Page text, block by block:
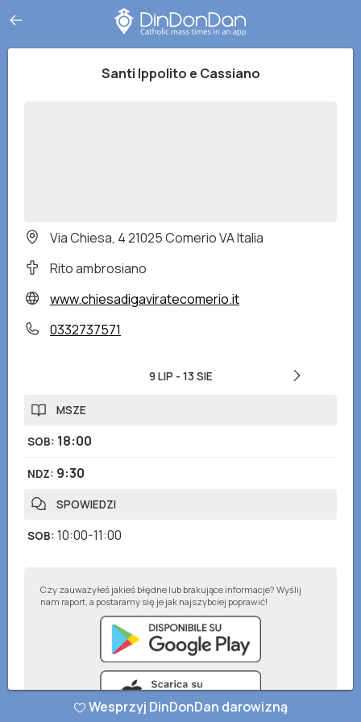
Santi Ippolito e Cassiano
Via Chiesa, 4 21025 Comerio VA Italia
Rito ambrosiano
www.chiesadigaviratecomerio.it
0332737571
9 LIP - 13 SIE
MSZE
SOB: 18:00
NDZ: 9:30
SPOWIEDZI
SOB: 10:00-11:00
Czy zauważyłeś jakieś błędne lub brakujące informacje? Wyślij
nam raport, a postaramy się je jak najszybciej poprawić!
Wesprzyj DinDonDan darowizną